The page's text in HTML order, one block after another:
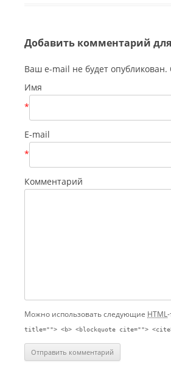
Добавить комментарий для
Ваш e-mail не будет
Имя
*
E-mail
*
Комментарий
Можно использовать следующие HTML
title=""> <b> <blockquote cite="">